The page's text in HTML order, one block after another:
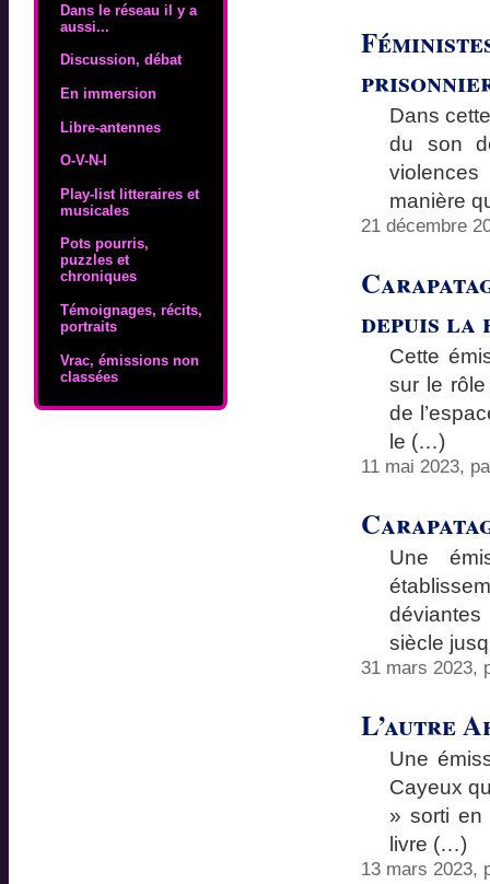
Dans le réseau il y a
aussi...
Discussion, débat
En immersion
Libre-antennes
O-V-N-I
Play-list litteraires et
musicales
Pots pourris,
puzzles et
chroniques
Témoignages, récits,
portraits
Vrac, émissions non
classées
Dans
du son
manière
21 décembre
depuis la
Cette
sur le
de
le (…)
11 mai 2023,
Une
siècle
31 mars 2023,
L’autre
Une
Cayeux
» sorti en
livre (…)
13 mars 2023,